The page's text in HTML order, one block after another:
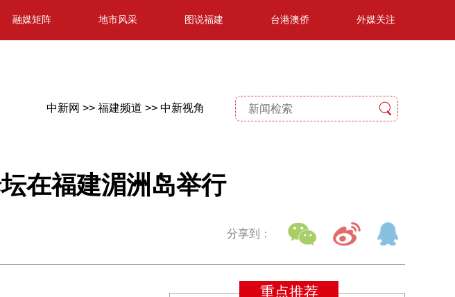
融媒矩阵 地市风采 图说福建 台港澳侨 外媒关注
中新网 >> 福建频道 >> 中新视角
在福建湄洲岛举行
分享到：